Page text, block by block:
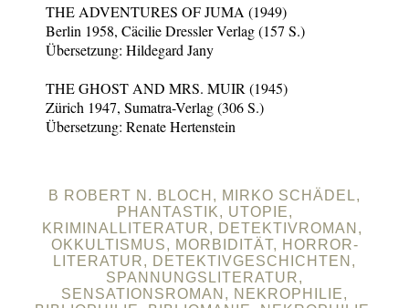
THE ADVENTURES OF JUMA (1949)
Berlin 1958, Cäcilie Dressler Verlag (157 S.)
Übersetzung: Hildegard Jany
THE GHOST AND MRS. MUIR (1945)
Zürich 1947, Sumatra-Verlag (306 S.)
Übersetzung: Renate Hertenstein
B ROBERT N. BLOCH, MIRKO SCHÄDEL,
PHANTASTIK, UTOPIE,
KRIMINALLITERATUR, DETEKTIVROMAN,
OKKULTISMUS, MORBIDITÄT, HORROR-
LITERATUR, DETEKTIVGESCHICHTEN,
SPANNUNGSLITERATUR,
SENSATIONSROMAN, NEKROPHILIE,